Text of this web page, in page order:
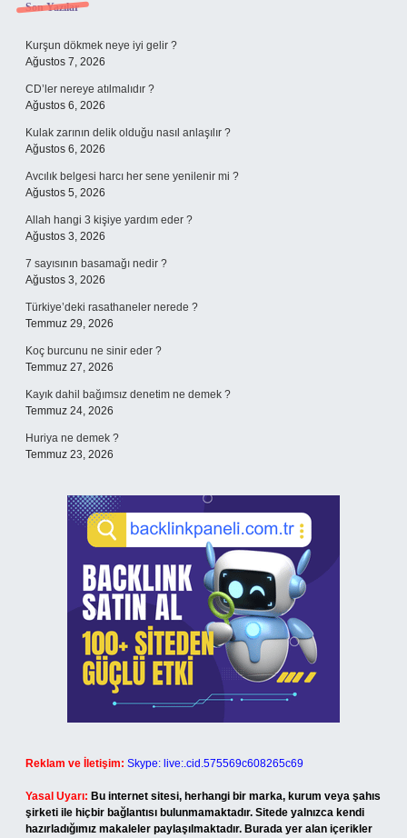
Sidebar
Son Yazılar
Kurşun dökmek neye iyi gelir ?
Ağustos 7, 2026
CD’ler nereye atılmalıdır ?
Ağustos 6, 2026
Kulak zarının delik olduğu nasıl anlaşılır ?
Ağustos 6, 2026
Avcılık belgesi harcı her sene yenilenir mi ?
Ağustos 5, 2026
Allah hangi 3 kişiye yardım eder ?
Ağustos 3, 2026
7 sayısının basamağı nedir ?
Ağustos 3, 2026
Türkiye’deki rasathaneler nerede ?
Temmuz 29, 2026
Koç burcunu ne sinir eder ?
Temmuz 27, 2026
Kayık dahil bağımsız denetim ne demek ?
Temmuz 24, 2026
Huriya ne demek ?
Temmuz 23, 2026
Reklam ve İletişim: Skype: live:.cid.575569c608265c69
Yasal Uyarı: Bu internet sitesi, herhangi bir marka, kurum veya şahıs
şirketi ile hiçbir bağlantısı bulunmamaktadır. Sitede yalnızca kendi
hazırladığımız makaleler paylaşılmaktadır. Burada yer alan içerikler